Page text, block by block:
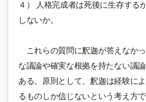
４） 人格完成者は死後に生存する
しないか。
これらの質問に釈迦が答えなか
な議論や確実な根拠を持たない議
ある。原則として、 釈迦は経験に
るものしか信じないという考え方